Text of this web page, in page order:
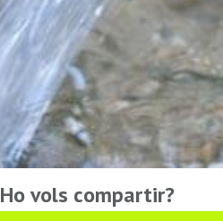
Ho vols compartir?